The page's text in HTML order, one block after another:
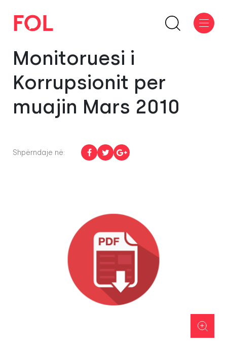
Monitoruesi i
Korrupsionit per
muajin Mars 2010
Shpërndaje në: